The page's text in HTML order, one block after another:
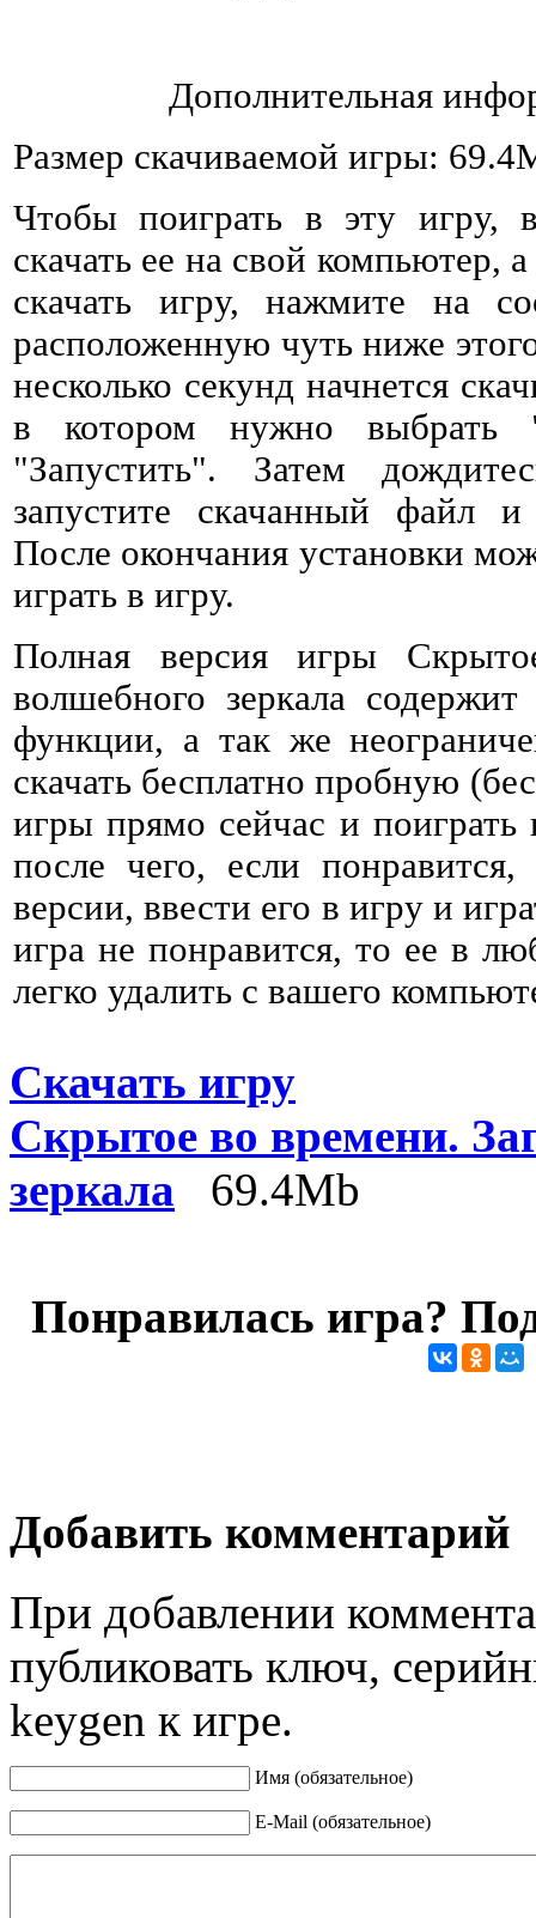
Дополнительная
Размер скачиваемой игры:
Чтобы поиграть в эту игру,
скачать ее на свой компьютер,
скачать игру, нажмите на
расположенную чуть ниже
несколько секунд начнется
в котором нужно выбрать
"Запустить". Затем
запустите скачанный файл и
После окончания установки
играть в игру.
Полная версия игры
волшебного зеркала
функции, а так же
скачать бесплатно пробную
игры прямо сейчас и поиграть
после чего, если
версии, ввести его в игру и
игра не понравится, то ее в
легко удалить с вашего
Скачать игру
Скрытое во времени.
зеркала 69.4Mb
Понравилась игра?
Добавить комментарий
При добавлении
публиковать ключ,
keygen к игре.
Имя (обязательное)
E-Mail (обязательное)